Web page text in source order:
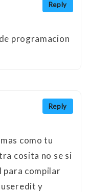
Reply
programacion
Reply
como tu
cosita no se si
para compilar
useredit y